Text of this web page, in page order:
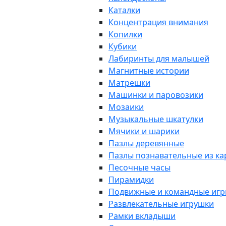
Каталки
Концентрация внимания
Копилки
Кубики
Лабиринты для малышей
Магнитные истории
Матрешки
Машинки и паровозики
Мозаики
Музыкальные шкатулки
Мячики и шарики
Пазлы деревянные
Пазлы познавательные из
Песочные часы
Пирамидки
Подвижные и командные
Развлекательные игрушки
Рамки вкладыши